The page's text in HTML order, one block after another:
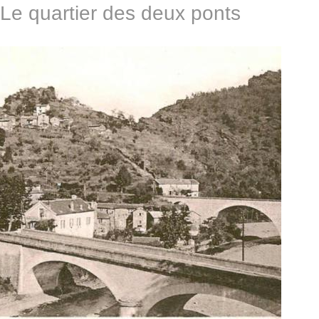
Le quartier des deux ponts